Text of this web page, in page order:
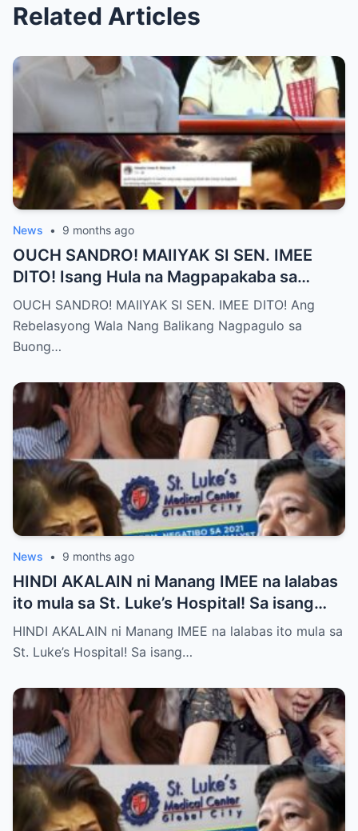
Related Articles
News • 9 months ago
OUCH SANDRO! MAIIYAK SI SEN. IMEE
DITO! Isang Hula na Magpapakaba sa
Buong Bansa! Ano ang matinding nangyari
sa pagitan nila?
OUCH SANDRO! MAIIYAK SI SEN. IMEE DITO! Ang
Rebelasyong Wala Nang Balikang Nagpagulo sa
Buong…
News • 9 months ago
HINDI AKALAIN ni Manang IMEE na lalabas
ito mula sa St. Luke’s Hospital! Sa isang
tahimik at maalinsangang hapon sa
lungsod ng Quezon, si Manang IMEE, isang
komunidad, ay naglakad papasok sa St.
Luke’s Hospital para sa isang ordinaryong
check-up. Walang sinuman ang
nakakaalam na sa araw na iyon, isang
pangyayari ang magbabago ng takbo ng
kanyang buhay at magpapakilos ng buong
bansa sa pagtatanong at paghahanap ng
HINDI AKALAIN ni Manang IMEE na lalabas ito mula sa
St. Luke’s Hospital! Sa isang…